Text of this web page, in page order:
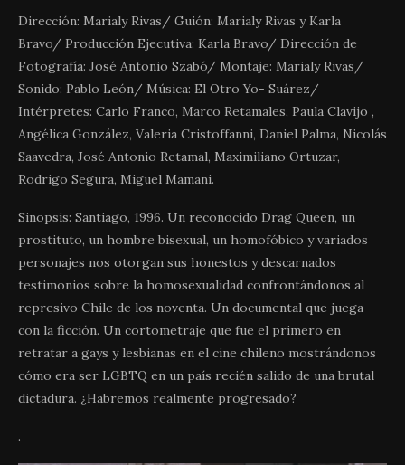
Dirección: Marialy Rivas/ Guión: Marialy Rivas y Karla
Bravo/ Producción Ejecutiva: Karla Bravo/ Dirección de
Fotografía: José Antonio Szabó/ Montaje: Marialy Rivas/
Sonido: Pablo León/ Música: El Otro Yo- Suárez/
Intérpretes: Carlo Franco, Marco Retamales, Paula Clavijo ,
Angélica González, Valeria Cristoffanni, Daniel Palma, Nicolás
Saavedra, José Antonio Retamal, Maximiliano Ortuzar,
Rodrigo Segura, Miguel Mamani.
Sinopsis: Santiago, 1996. Un reconocido Drag Queen, un
prostituto, un hombre bisexual, un homofóbico y variados
personajes nos otorgan sus honestos y descarnados
testimonios sobre la homosexualidad confrontándonos al
represivo Chile de los noventa. Un documental que juega
con la ficción. Un cortometraje que fue el primero en
retratar a gays y lesbianas en el cine chileno mostrándonos
cómo era ser LGBTQ en un país recién salido de una brutal
dictadura. ¿Habremos realmente progresado?
.